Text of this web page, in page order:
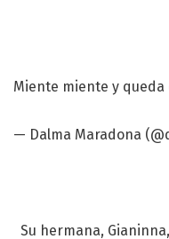
Miente miente y queda
— Dalma Maradona
Su hermana,